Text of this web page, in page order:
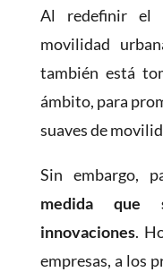
Al redefinir el
movilidad
también está
ámbito, para
suaves de
Sin embargo,
medida que
innovaciones.
empresas, a los